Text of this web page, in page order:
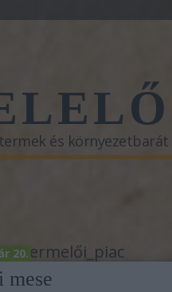
és környezetbarát
»termelői_piac
20.
mese